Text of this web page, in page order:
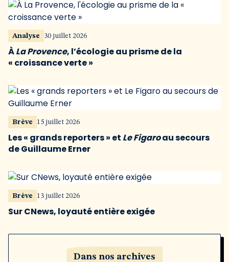
Analyse 30 juillet 2026
ÀLa Provence, l’écologie au prisme de la
« croissance verte »
Brève 15 juillet 2026
Les « grands reporters » et Le Figaroau secours
de Guillaume Erner
Brève 13 juillet 2026
Sur CNews, loyauté entière exigée
Dans nos archives